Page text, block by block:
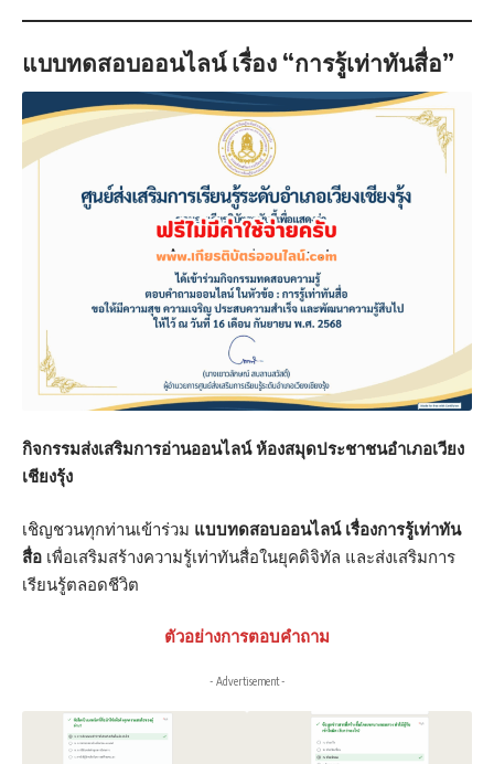
แบบทดสอบออนไลน์ เรื่อง “การรู้เท่าทันสื่อ”
กิจกรรมส่งเสริมการอ่านออนไลน์ ห้องสมุดประชาชนอำเภอเวียง
เชียงรุ้ง
เชิญชวนทุกท่านเข้าร่วม แบบทดสอบออนไลน์ เรื่องการรู้เท่าทัน
สื่อ เพื่อเสริมสร้างความรู้เท่าทันสื่อในยุคดิจิทัล และส่งเสริมการ
เรียนรู้ตลอดชีวิต
ตัวอย่างการตอบคำถาม
- Advertisement -